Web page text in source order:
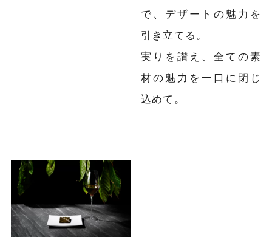
で、デザートの魅力を
引き立てる。
実りを讃え、全ての素
材の魅力を一口に閉じ
込めて。